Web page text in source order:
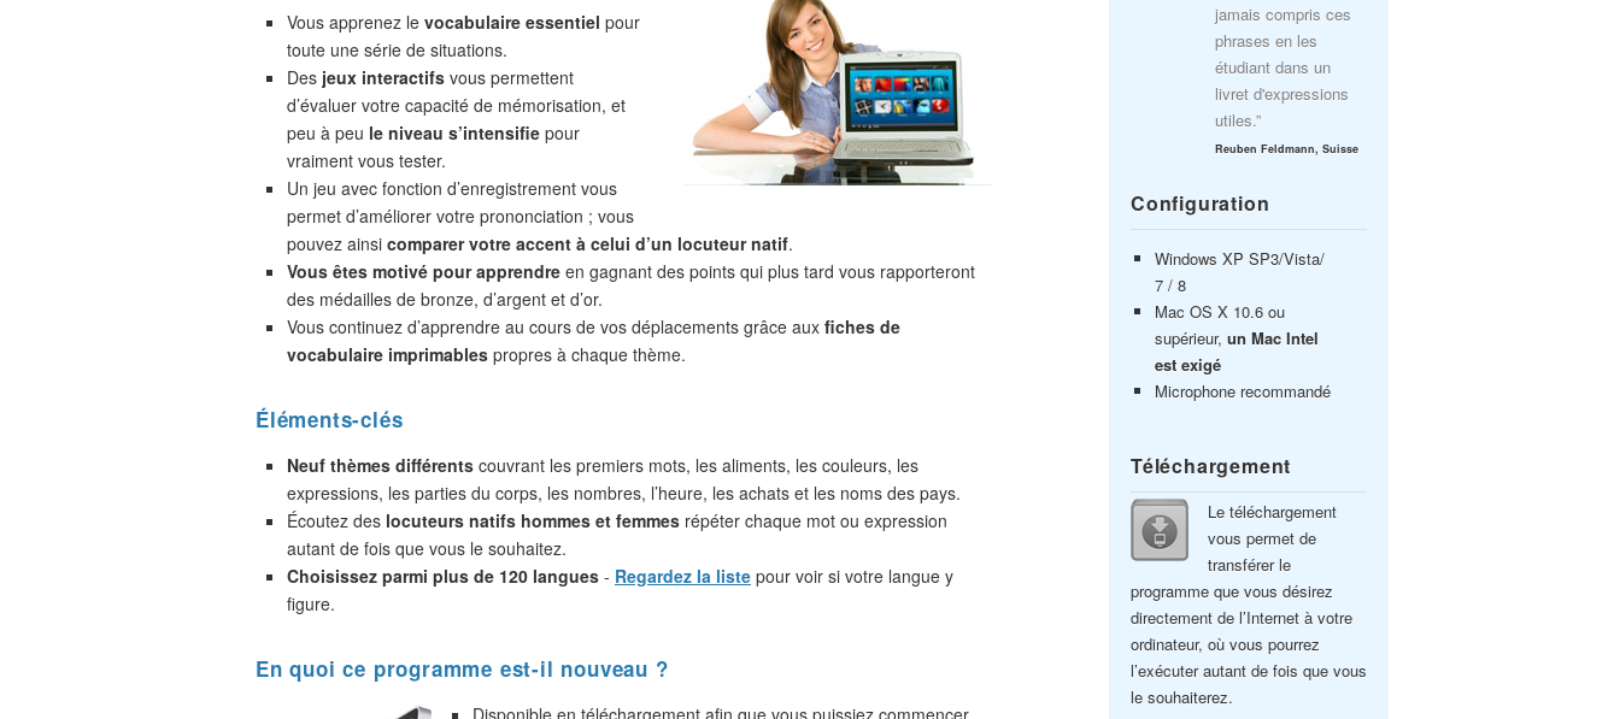
Vous apprenez le vocabulaire essentiel pour
toute une série de situations.
Des jeux interactifs vous permettent
d’évaluer votre capacité de mémorisation, et
peu à peu le niveau s’intensifie pour
vraiment vous tester.
Un jeu avec fonction d’enregistrement vous
permet d’améliorer votre prononciation ; vous
pouvez ainsi comparer votre accent à celui d’un locuteur natif.
Vous êtes motivé pour apprendre en gagnant des points qui plus tard vous rapporteront
des médailles de bronze, d’argent et d’or.
Vous continuez d’apprendre au cours de vos déplacements grâce aux fiches de
vocabulaire imprimables propres à chaque thème.
Éléments-clés
Neuf thèmes différents couvrant les premiers mots, les aliments, les couleurs, les
expressions, les parties du corps, les nombres, l’heure, les achats et les noms des pays.
Écoutez des locuteurs natifs hommes et femmes répéter chaque mot ou expression
autant de fois que vous le souhaitez.
Choisissez parmi plus de 120 langues - Regardez la liste pour voir si votre langue y
figure.
En quoi ce programme est-il nouveau ?
Disponible en téléchargement afin que vous puissiez commencer
jamais compris ces
phrases en les
étudiant dans un
livret d'expressions
utiles.”
Reuben Feldmann, Suisse
Configuration
Windows XP SP3/Vista/
7 / 8
Mac OS X 10.6 ou
supérieur, un Mac Intel
est exigé
Microphone recommandé
Téléchargement
Le téléchargement
vous permet de
transférer le
programme que vous désirez
directement de l’Internet à votre
ordinateur, où vous pourrez
l’exécuter autant de fois que vous
le souhaiterez.